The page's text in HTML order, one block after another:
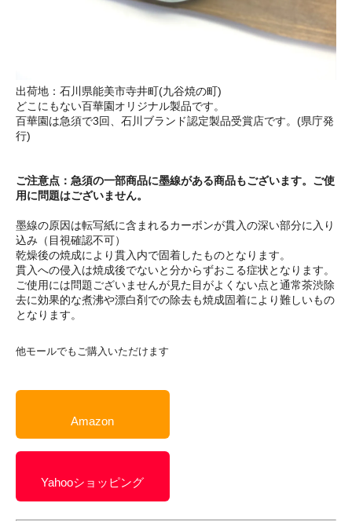
出荷地：石川県能美市寺井町(九谷焼の町)
どこにもない百華園オリジナル製品です。
百華園は急須で3回、石川ブランド認定製品受賞店です。(県庁発
行)
ご注意点：急須の一部商品に墨線がある商品もございます。ご使
用に問題はございません。
墨線の原因は転写紙に含まれるカーボンが貫入の深い部分に入り
込み（目視確認不可）
乾燥後の焼成により貫入内で固着したものとなります。
貫入への侵入は焼成後でないと分からずおこる症状となります。
ご使用には問題ございませんが見た目がよくない点と通常茶渋除
去に効果的な煮沸や漂白剤での除去も焼成固着により難しいもの
となります。
他モールでもご購入いただけます
Amazon
Yahooショッピング